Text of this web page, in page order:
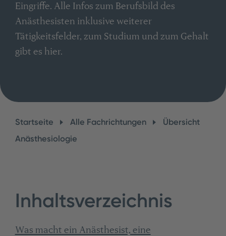
Eingriffe. Alle Infos zum Berufsbild des
Anästhesisten inklusive weiterer
Tätigkeitsfelder, zum Studium und zum Gehalt
gibt es hier.
Startseite Alle Fachrichtungen
Übersicht
Anästhesiologie
Inhaltsverzeichnis
Was macht ein Anästhesist, eine